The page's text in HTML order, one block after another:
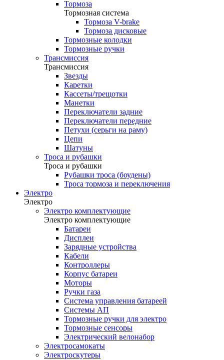
Тормоза
Тормозная система
Тормоза V-brake
Тормоза дисковые
Тормозные колодки
Тормозные ручки
Трансмиссия
Трансмиссия
Звезды
Каретки
Кассеты/трещотки
Манетки
Переключатели задние
Переключатели передние
Петухи (серьги на раму)
Цепи
Шатуны
Троса и рубашки
Троса и рубашки
Рубашки троса (боудены)
Троса тормоза и переключения
Электро
Электро
Электро комплектующие
Электро комплектующие
Батареи
Дисплеи
Зарядные устройства
Кабели
Контроллеры
Корпус батареи
Моторы
Ручки газа
Система управления батареей
Системы АП
Тормозные ручки для электро
Тормозные сенсоры
Электрический велонабор
Электросамокаты
Электроскутеры